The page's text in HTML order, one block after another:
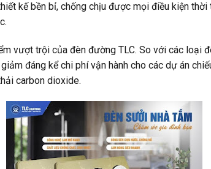
kế bền bỉ, chống chịu được mọi điều kiện
vượt trội của đèn đường TLC. So với các loại
đáng kể chi phí vận hành cho các dự án
carbon dioxide.